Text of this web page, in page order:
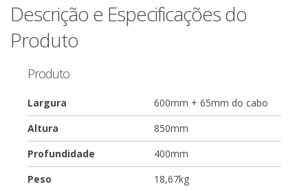
Descrição e Especificações do
Produto
Produto
Largura
600mm + 65mm do cabo
Altura
850mm
Profundidade
400mm
Peso
18,67kg